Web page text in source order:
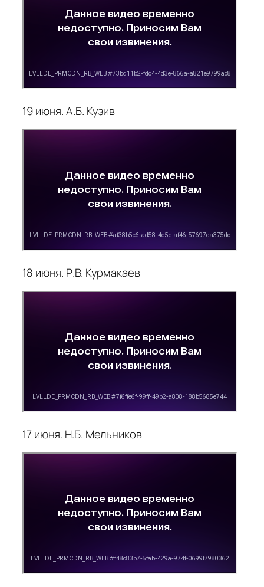
19 июня. А.Б. Кузив
18 июня. Р.В. Курмакаев
17 июня. Н.Б. Мельников